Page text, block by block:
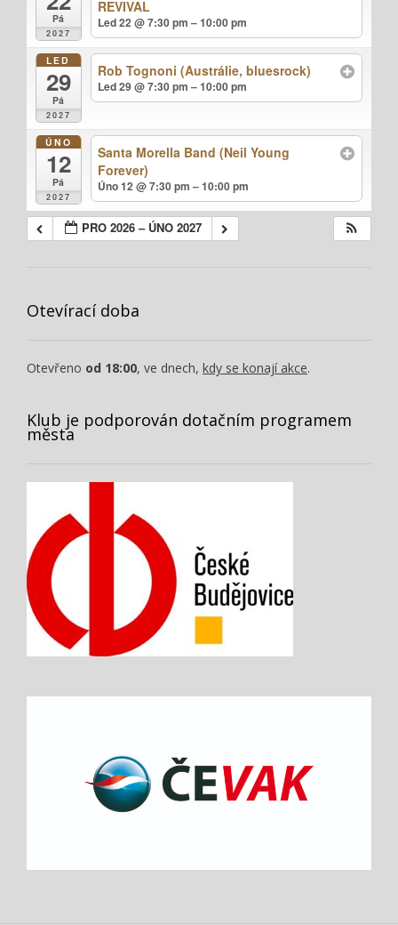
Pá
2027
REVIVAL
Led 22 @ 7:30 pm – 10:00 pm
LED
29
Pá
2027
Rob Tognoni (Austrálie, bluesrock)
Led 29 @ 7:30 pm – 10:00 pm
ÚNO
12
Pá
2027
Santa Morella Band (Neil Young
Forever)
Úno 12 @ 7:30 pm – 10:00 pm
PRO 2026 – ÚNO 2027
Otevírací doba
Otevřeno od 18:00, ve dnech, kdy se konají akce.
Klub je podporován dotačním programem
města